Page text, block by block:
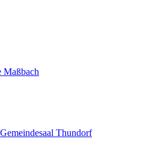
Maßbach
Gemeindesaal Thundorf